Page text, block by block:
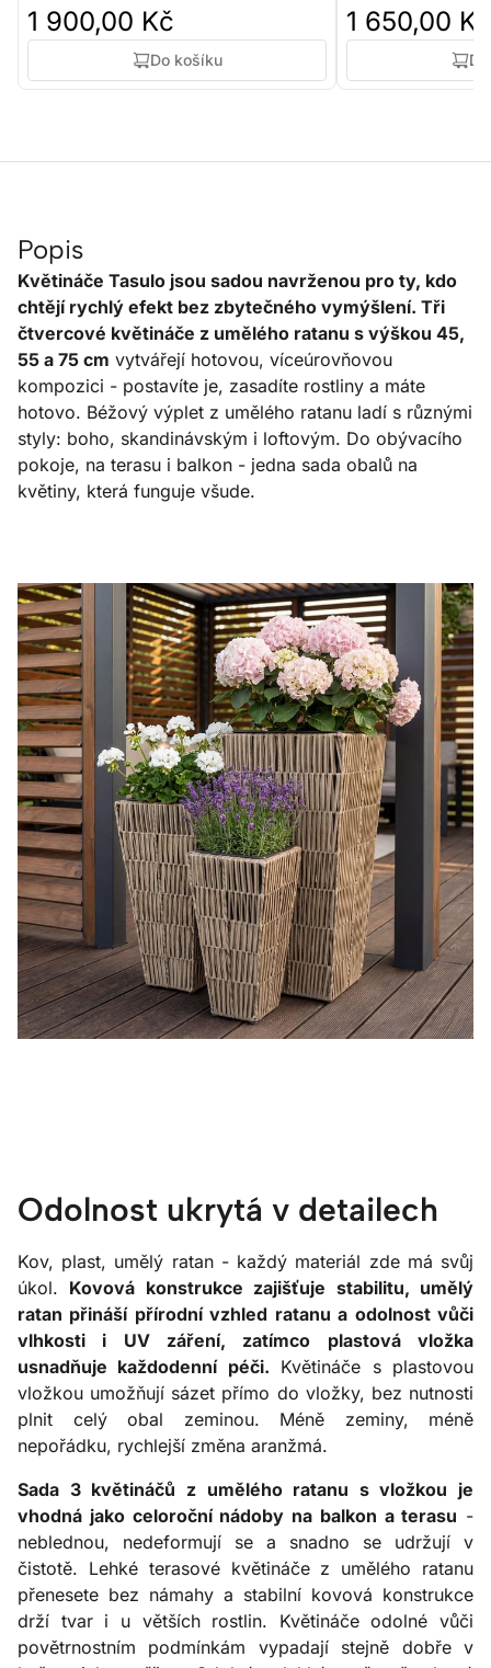
1 900,00 Kč
Do košíku
1 650,00
Popis
Květináče Tasulo jsou sadou navrženou pro ty, kdo
chtějí rychlý efekt bez zbytečného vymýšlení. Tři
čtvercové květináče z umělého ratanu s výškou 45,
55 a 75 cm vytvářejí hotovou, víceúrovňovou
kompozici - postavíte je, zasadíte rostliny a máte
hotovo. Béžový výplet z umělého ratanu ladí s různými
styly: boho, skandinávským i loftovým. Do obývacího
pokoje, na terasu i balkon - jedna sada obalů na
květiny, která funguje všude.
Odolnost ukrytá v detailech
Kov, plast, umělý ratan - každý materiál zde má svůj
úkol. Kovová konstrukce zajišťuje stabilitu, umělý
ratan přináší přírodní vzhled ratanu a odolnost vůči
vlhkosti i UV záření, zatímco plastová vložka
usnadňuje každodenní péči. Květináče s plastovou
vložkou umožňují sázet přímo do vložky, bez nutnosti
plnit celý obal zeminou. Méně zeminy, méně
nepořádku, rychlejší změna aranžmá.
Sada 3 květináčů z umělého ratanu s vložkou je
vhodná jako celoroční nádoby na balkon a terasu -
neblednou, nedeformují se a snadno se udržují v
čistotě. Lehké terasové květináče z umělého ratanu
přenesete bez námahy a stabilní kovová konstrukce
drží tvar i u větších rostlin. Květináče odolné vůči
povětrnostním podmínkám vypadají stejně dobře v